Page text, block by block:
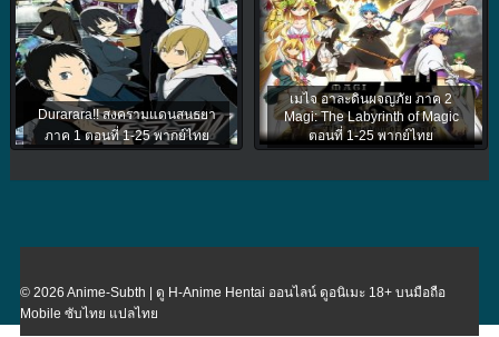
Durarara!! สงครามแดนสนธยา
ภาค 1 ตอนที่ 1-25 พากย์ไทย
เมไจ อาละดินผจญภัย ภาค 2
Magi: The Labyrinth of Magic
ตอนที่ 1-25 พากย์ไทย
© 2026 Anime-Subth | ดู H-Anime Hentai ออนไลน์ ดูอนิเมะ 18+ บนมือถือ
Mobile ซับไทย แปลไทย